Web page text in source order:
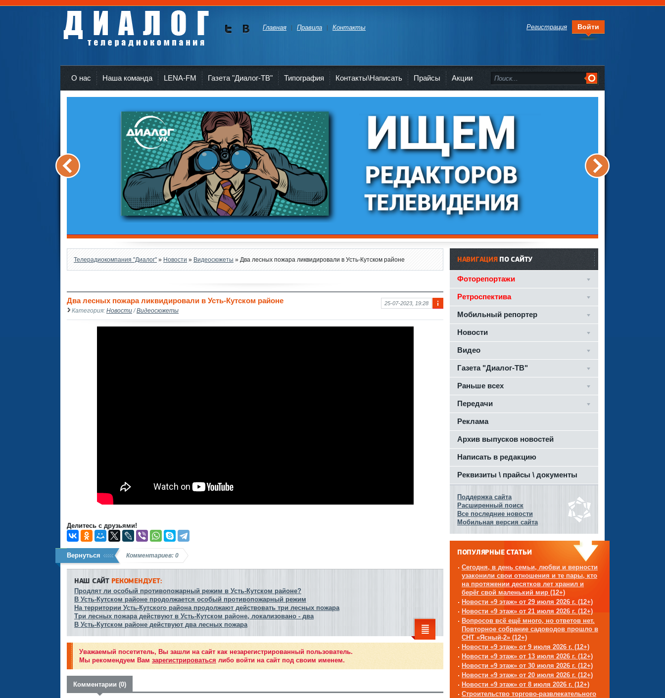
Регистрация Войти
Главная Правила Контакты
О нас Наша команда LENA-FM Газета "Диалог-ТВ" Типография Контакты\Написать Прайсы Акции
Телерадиокомпания "Диалог" » Новости » Видеосюжеты » Два лесных пожара ликвидировали в Усть-Кутском районе
фо
25-07-2023, 19:28
Два лесных пожара ликвидировали в Усть-Кутском районе
Категория: Новости /Видеосюжеты
Делитесь с друзьями!
Вернуться Комментариев: 0
НАШ САЙТРЕКОМЕНДУЕТ:
Продлят ли особый противопожарный режим в Усть-Кутском районе?
В Усть-Кутском районе продолжается особый противопожарный режим
На территории Усть-Кутского района продолжают действовать три лесных пожара
Три лесных пожара действуют в Усть-Кутском районе, локализовано - два
В Усть-Кутском районе действуют два лесных пожара
Уважаемый посетитель, Вы зашли на сайт как незарегистрированный пользователь.
Мы рекомендуем Вам зарегистрироваться либо войти на сайт под своим именем.
Комментарии (0)
НАВИГАЦИЯПО САЙТУ
Фоторепортажи
Ретроспектива
Мобильный репортер
Новости
Видео
Газета "Диалог-ТВ"
Раньше всех
Передачи
Реклама
Архив выпусков новостей
Написать в редакцию
Реквизиты \ прайсы \ документы
Поддержка сайта
Расширенный поиск
Все последние новости
Мобильная версия сайта
ПОПУЛЯРНЫЕ СТАТЬИ
Сегодня, в день семьи, любви и верности
узаконили свои отношения и те пары, кто
на протяжении десятков лет хранил и
берёг свой маленький мир (12+)
Новости «9 этаж» от 29 июля 2026 г. (12+)
Новости «9 этаж» от 21 июля 2026 г. (12+)
Вопросов всё ещё много, но ответов нет.
Повторное собрание садоводов прошло в
СНТ «Ясный-2» (12+)
Новости «9 этаж» от 9 июля 2026 г. (12+)
Новости «9 этаж» от 13 июля 2026 г. (12+)
Новости «9 этаж» от 30 июля 2026 г. (12+)
Новости «9 этаж» от 20 июля 2026 г. (12+)
Новости «9 этаж» от 8 июля 2026 г. (12+)
Строительство торгово-развлекательного